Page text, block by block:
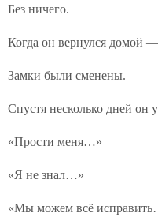
Без ничего.
Когда он вернулся домой —
Замки были сменены.
Спустя несколько дней он
«Прости меня…»
«Я не знал…»
«Мы можем всё